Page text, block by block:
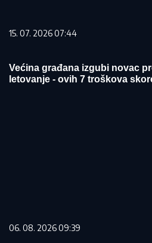
15. 07. 2026 07:44
Većina građana izgubi novac
letovanje - ovih 7 troškova
06. 08. 2026 09:39